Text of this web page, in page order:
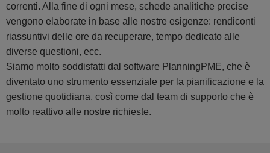
correnti. Alla fine di ogni mese, schede analitiche precise
vengono elaborate in base alle nostre esigenze: rendiconti
riassuntivi delle ore da recuperare, tempo dedicato alle
diverse questioni, ecc.
Siamo molto soddisfatti dal software PlanningPME, che è
diventato uno strumento essenziale per la pianificazione e la
gestione quotidiana, così come dal team di supporto che è
molto reattivo alle nostre richieste.